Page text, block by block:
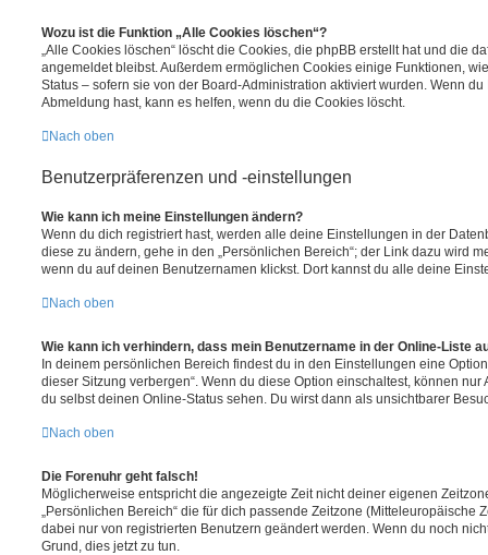
Wozu ist die Funktion „Alle Cookies löschen“?
„Alle Cookies löschen“ löscht die Cookies, die phpBB erstellt hat und die
angemeldet bleibst. Außerdem ermöglichen Cookies einige Funktionen,
Status – sofern sie von der Board-Administration aktiviert wurden. Wenn
Abmeldung hast, kann es helfen, wenn du die Cookies löscht.
Nach oben
Benutzerpräferenzen und -einstellungen
Wie kann ich meine Einstellungen ändern?
Wenn du dich registriert hast, werden alle deine Einstellungen in der
diese zu ändern, gehe in den „Persönlichen Bereich“; der Link dazu wird
wenn du auf deinen Benutzernamen klickst. Dort kannst du alle deine
Nach oben
Wie kann ich verhindern, dass mein Benutzername in der Online-Liste
In deinem persönlichen Bereich findest du in den Einstellungen eine
dieser Sitzung verbergen“. Wenn du diese Option einschaltest, können
du selbst deinen Online-Status sehen. Du wirst dann als unsichtbarer
Nach oben
Die Forenuhr geht falsch!
Möglicherweise entspricht die angezeigte Zeit nicht deiner eigenen
„Persönlichen Bereich“ die für dich passende Zeitzone (Mitteleuropäische
dabei nur von registrierten Benutzern geändert werden. Wenn du noch
Grund, dies jetzt zu tun.